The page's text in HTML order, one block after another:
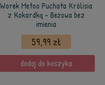
Worek Metoo Puchata Królisia
z Kokardką - Beżowa bez
imienia
59,99 zł
dodaj do koszyka